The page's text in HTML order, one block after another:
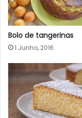
Bolo de tangerinas
1 Junho, 2016